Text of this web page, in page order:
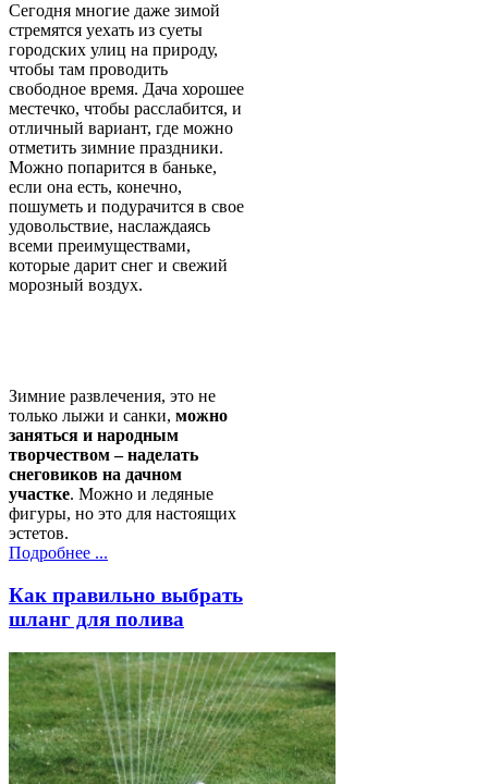
Сегодня многие даже зимой
стремятся уехать из суеты
городских улиц на природу,
чтобы там проводить
свободное время. Дача хорошее
местечко, чтобы расслабится, и
отличный вариант, где можно
отметить зимние праздники.
Можно попарится в баньке,
если она есть, конечно,
пошуметь и подурачится в свое
удовольствие, наслаждаясь
всеми преимуществами,
которые дарит снег и свежий
морозный воздух.
Зимние развлечения, это не
только лыжи и санки, можно
заняться и народным
творчеством – наделать
снеговиков на дачном
участке. Можно и ледяные
фигуры, но это для настоящих
эстетов.
Подробнее ...
Как правильно выбрать
шланг для полива